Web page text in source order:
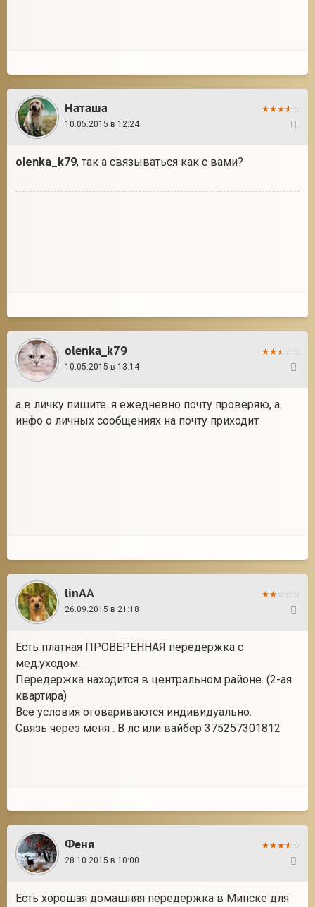
Наташа
10.05.2015 в 12:24
olenka_k79, так а связываться как с вами?
olenka_k79
10.05.2015 в 13:14
а в личку пишите. я ежедневно почту проверяю, а
инфо о личных сообщениях на почту приходит
linAA
26.09.2015 в 21:18
Есть платная ПРОВЕРЕННАЯ передержка с
мед.уходом.
Передержка находится в центральном районе. (2-ая
квартира)
Все условия оговариваются индивидуально.
Связь через меня . В лс или вайбер 375257301812
Феня
28.10.2015 в 10:00
Есть хорошая домашняя передержка в Минске для